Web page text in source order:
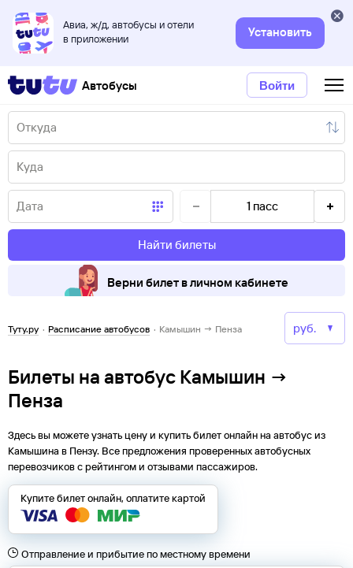
Авиа, ж/д, автобусы и отели
в приложении
Установить
Автобусы Войти
1 пасс
Найти билеты
Верни билет в личном кабинете
Туту.ру · Расписание автобусов · Камышин → Пенза
Билеты на автобус Камышин →
Пенза
Здесь вы можете узнать цену и купить билет онлайн на автобус из
Камышинав Пензу. Все предложения проверенных автобусных
перевозчиков с рейтингом и отзывами пассажиров.
Купите билет онлайн, оплатите картой
Отправление и прибытие по местному времени